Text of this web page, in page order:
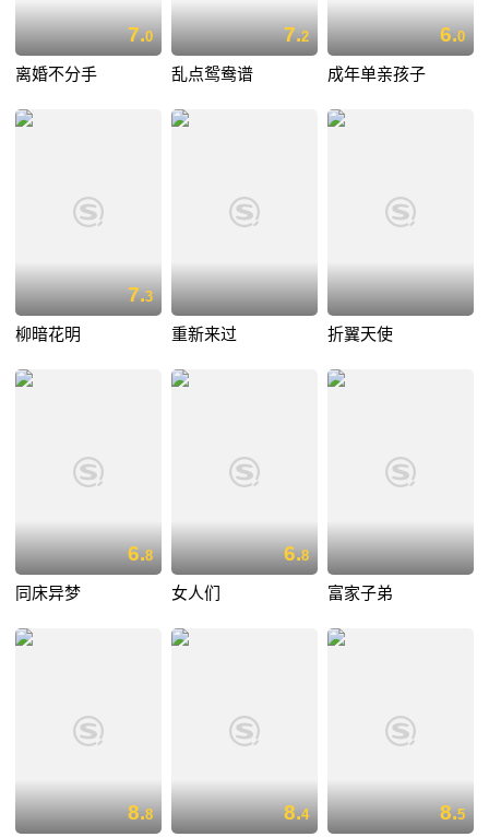
7.0
离婚不分手
7.2
乱点鸳鸯谱
6.0
成年单亲孩子
7.3
柳暗花明 重新来过 折翼天使
6.8
同床异梦
6.8
女人们 富家子弟
8.8 8.4 8.5